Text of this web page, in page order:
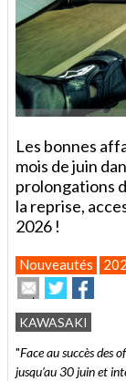
Les bonnes
mois de juin
prolongations
la reprise,
2026 !
Nouveautés
Envoyer
cet
article
à
un
ami
Partager
sur
Twitter
sur
Facebook
KAWASAKI
"Face au succès des
jusqu’au 30 juin et